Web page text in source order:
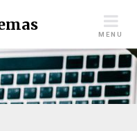
MENU